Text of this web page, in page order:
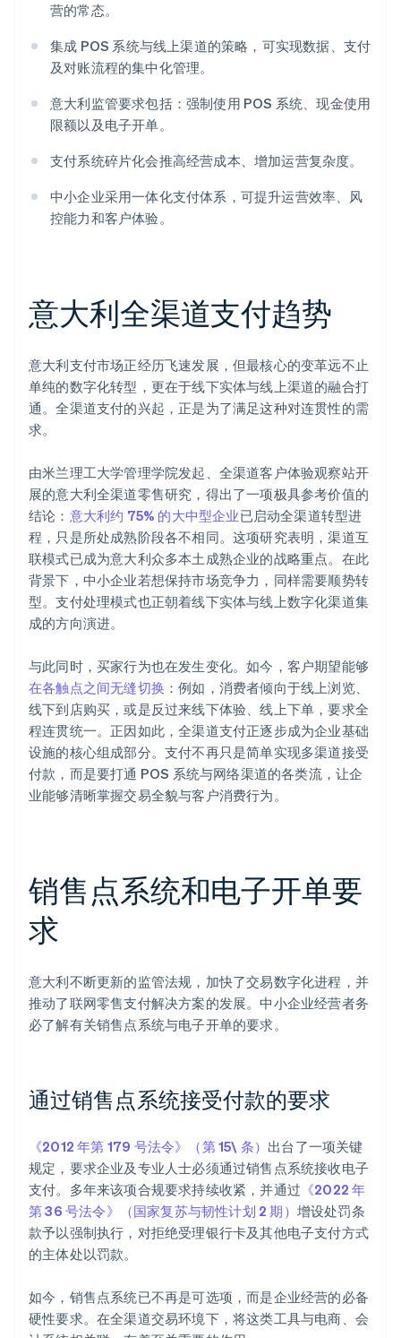
营的常态。
集成 POS 系统与线上渠道的策略，可实现数据、支付
及对账流程的集中化管理。
意大利监管要求包括：强制使用 POS 系统、现金使用
限额以及电子开单。
支付系统碎片化会推高经营成本、增加运营复杂度。
中小企业采用一体化支付体系，可提升运营效率、风
控能力和客户体验。
意大利全渠道支付趋势
意大利支付市场正经历飞速发展，但最核心的变革远不止
单纯的数字化转型，更在于线下实体与线上渠道的融合打
通。全渠道支付的兴起，正是为了满足这种对连贯性的需
求。
由米兰理工大学管理学院发起、全渠道客户体验观察站开
展的意大利全渠道零售研究，得出了一项极具参考价值的
结论： 意大利约 75% 的大中型企业已启动全渠道转型进
程，只是所处成熟阶段各不相同。这项研究表明，渠道互
联模式已成为意大利众多本土成熟企业的战略重点。在此
背景下，中小企业若想保持市场竞争力，同样需要顺势转
型。支付处理模式也正朝着线下实体与线上数字化渠道集
成的方向演进。
与此同时，买家行为也在发生变化。如今，客户期望能够
在各触点之间无缝切换 ：例如，消费者倾向于线上浏览、
线下到店购买，或是反过来线下体验、线上下单，要求全
程连贯统一。正因如此，全渠道支付正逐步成为企业基础
设施的核心组成部分。支付不再只是简单实现多渠道接受
付款，而是要打通 POS 系统与网络渠道的各类流，让企
业能够清晰掌握交易全貌与客户消费行为。
销售点系统和电子开单要
求
意大利不断更新的监管法规，加快了交易数字化进程，并
推动了联网零售支付解决方案的发展。中小企业经营者务
必了解有关销售点系统与电子开单的要求。
通过销售点系统接受付款的要求
《2012 年第 179 号法令》（第 15\ 条） 出台了一项关键
规定，要求企业及专业人士必须通过销售点系统接收电子
支付。多年来该项合规要求持续收紧，并通过 《2022 年
第 36 号法令》（国家复苏与韧性计划 2 期） 增设处罚条
款予以强制执行，对拒绝受理银行卡及其他电子支付方式
的主体处以罚款。
如今，销售点系统已不再是可选项，而是企业经营的必备
硬性要求。在全渠道交易环境下，将这类工具与电商、会